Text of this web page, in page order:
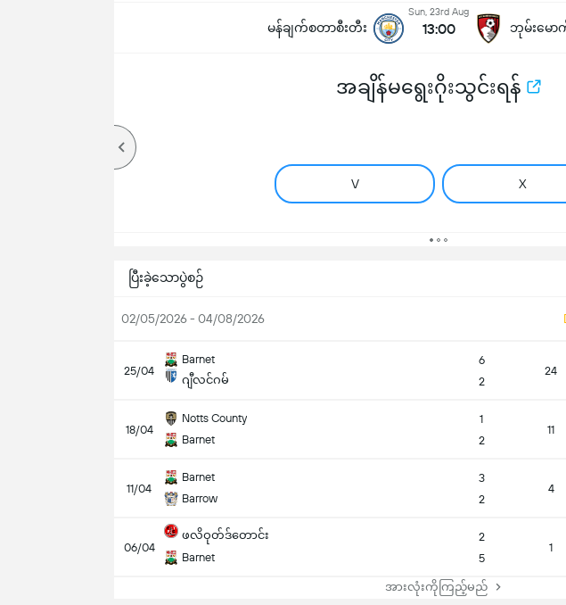
မန်ချက်စတာစီးတီး
Sun, 23rd Aug
13:00 ဘုမ်းမေ
အချိန်မရွေးဂိုးသွင်းရန်
V X
ပြီးခဲ့သောပွဲစဉ်
02/05/2026 - 04/08/2026
25/04
Barnet
ဂျီလင်ဂမ်
6
2
24
18/04
Notts County
Barnet
1
2
11
11/04
Barnet
Barrow
3
2
4
06/04
ဖလိဝုတ်ဒ်တောင်း
Barnet
2
5
1
အားလုံးကိုကြည့်မည်